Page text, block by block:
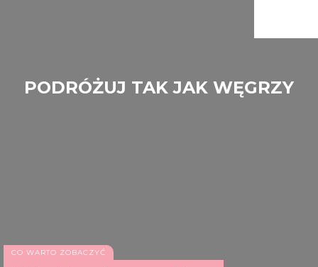
PODRÓŻUJ TAK JAK WĘGRZY
CO WARTO ZOBACZYĆ